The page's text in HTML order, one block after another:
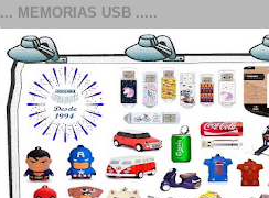
... MEMORIAS USB .....